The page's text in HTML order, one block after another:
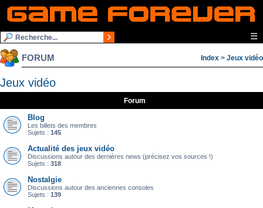
☰
FORUM Index > Jeux vidéo
Jeux vidéo
Forum
Blog
Les billets des membres
Sujets : 145
Actualité des jeux vidéo
Discussions autour des dernières news (précisez vos sources !)
Sujets : 318
Nostalgie
Discussions autour des anciennes consoles
Sujets : 139